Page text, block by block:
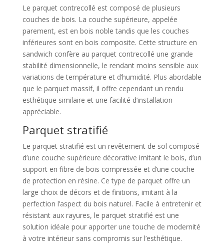
Le parquet contrecollé est composé de plusieurs
couches de bois. La couche supérieure, appelée
parement, est en bois noble tandis que les couches
inférieures sont en bois composite. Cette structure en
sandwich confère au parquet contrecollé une grande
stabilité dimensionnelle, le rendant moins sensible aux
variations de température et d’humidité. Plus abordable
que le parquet massif, il offre cependant un rendu
esthétique similaire et une facilité d’installation
appréciable.
Parquet stratifié
Le parquet stratifié est un revêtement de sol composé
d’une couche supérieure décorative imitant le bois, d’un
support en fibre de bois compressée et d’une couche
de protection en résine. Ce type de parquet offre un
large choix de décors et de finitions, imitant à la
perfection l’aspect du bois naturel. Facile à entretenir et
résistant aux rayures, le parquet stratifié est une
solution idéale pour apporter une touche de modernité
à votre intérieur sans compromis sur l’esthétique.